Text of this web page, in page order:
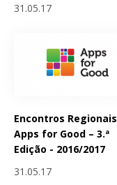
31.05.17
Encontros Regionais
Apps for Good – 3.ª
Edição - 2016/2017
31.05.17